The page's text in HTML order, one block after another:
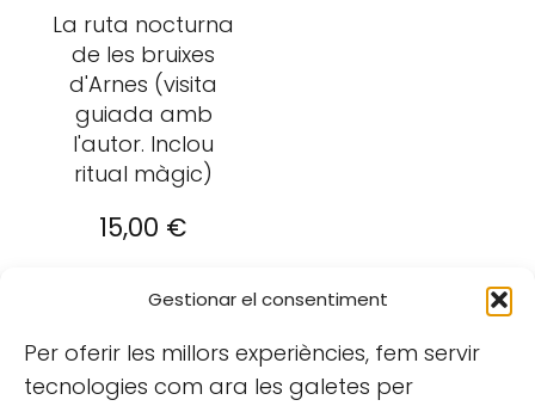
Gestionar el consentiment
Per oferir les millors experiències, fem servir
tecnologies com ara les galetes per
La ruta nocturna
de les bruixes
d'Arnes (visita
guiada amb
l'autor. Inclou
ritual màgic)
15,00 €
Afegeix a la
es
poden
triar
a
la
pàgina
producte